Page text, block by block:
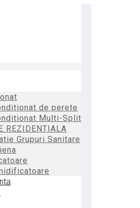
de perete
Multi-Split
REZIDENTIALA
Grupuri Sanitare